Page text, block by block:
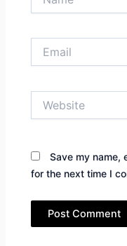
Save my name,
for the next time I